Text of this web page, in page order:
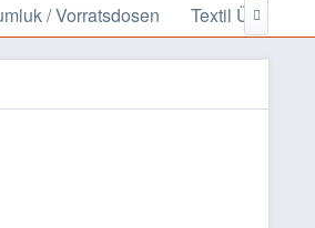
/ Vorratsdosen Textil Ürünleri /
